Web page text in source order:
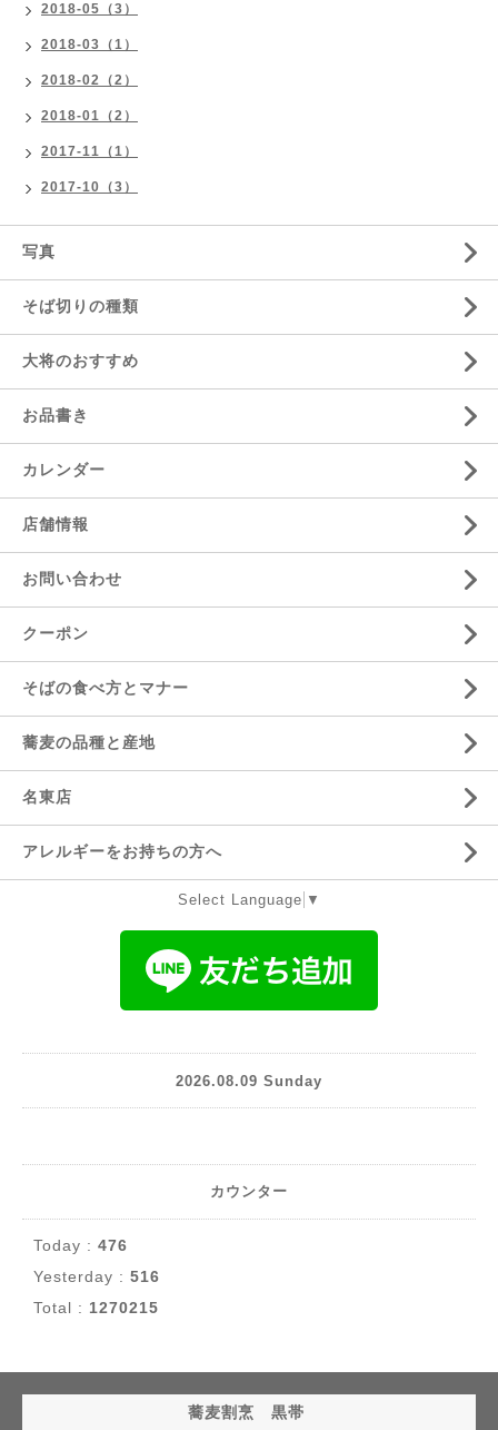
2018-05（3）
2018-03（1）
2018-02（2）
2018-01（2）
2017-11（1）
2017-10（3）
写真
そば切りの種類
大将のおすすめ
お品書き
カレンダー
店舗情報
お問い合わせ
クーポン
そばの食べ方とマナー
蕎麦の品種と産地
名東店
アレルギーをお持ちの方へ
Select Language ▼
2026.08.09 Sunday
カウンター
Today : 476
Yesterday : 516
Total : 1270215
蕎麦割烹 黒帯